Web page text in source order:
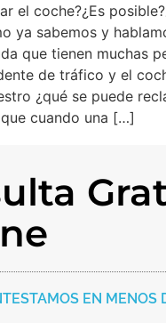
el coche?¿Es
ya sabemos y
que tienen muchas
de tráfico y el
¿qué se puede
cuando una […]
EN MENOS